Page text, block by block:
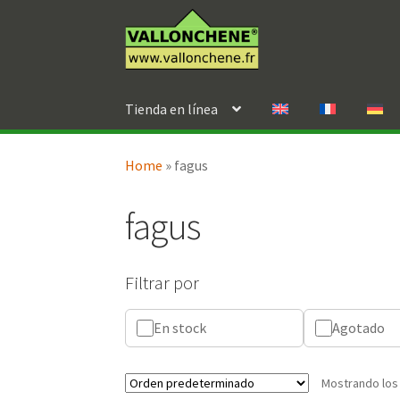
a
la
al
contenido
Tienda en línea
Home » fagus
fagus
Filtrar por
En stock Agotado
Mostrando